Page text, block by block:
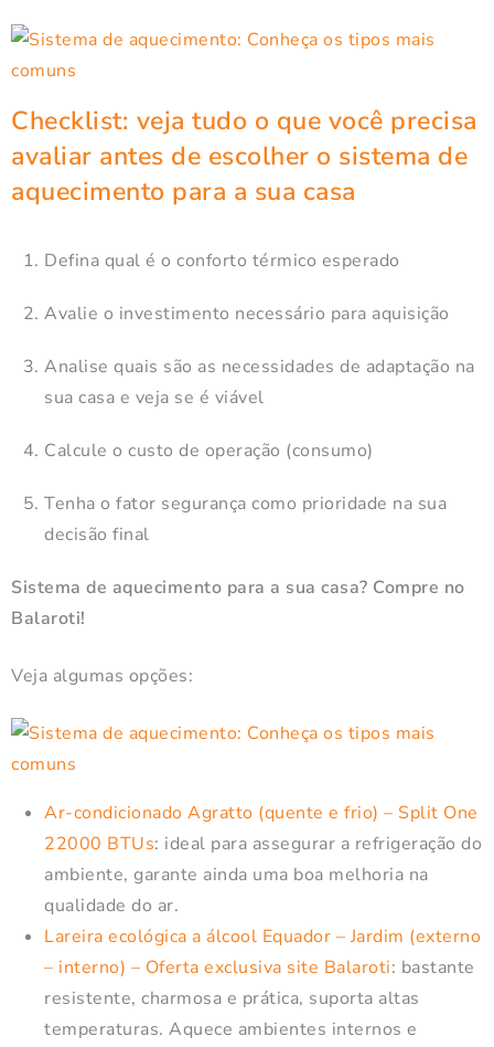
Checklist: veja tudo o que você precisa
avaliar antes de escolher o sistema de
aquecimento para a sua casa
Defina qual é o conforto térmico esperado
Avalie o investimento necessário para aquisição
Analise quais são as necessidades de adaptação na
sua casa e veja se é viável
Calcule o custo de operação (consumo)
Tenha o fator segurança como prioridade na sua
decisão final
Sistema de aquecimento para a sua casa? Compre no
Balaroti!
Veja algumas opções:
Ar-condicionado Agratto (quente e frio) – Split One
22000 BTUs: ideal para assegurar a refrigeração do
ambiente, garante ainda uma boa melhoria na
qualidade do ar.
Lareira ecológica a álcool Equador – Jardim (externo
– interno) – Oferta exclusiva site Balaroti: bastante
resistente, charmosa e prática, suporta altas
temperaturas. Aquece ambientes internos e